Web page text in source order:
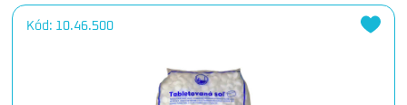
Kód: 10.46.500